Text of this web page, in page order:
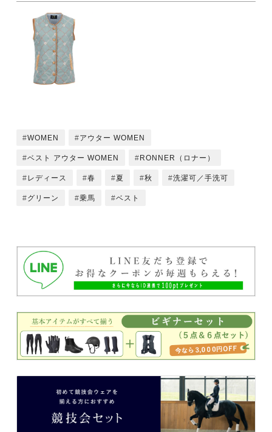
WOMEN アウター WOMEN
ベスト アウター WOMEN RONNER（ロナー）
レディース 春 夏 秋 洗濯可／手洗可
グリーン 乗馬 ベスト